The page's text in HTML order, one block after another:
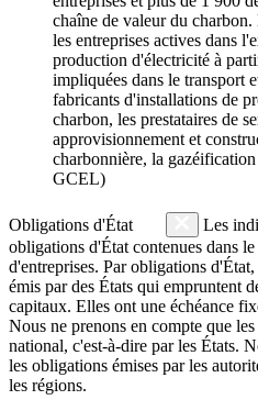
chaîne de valeur du
les entreprises actives dans
production d'électricité à
impliquées dans le transport
fabricants d'installations de
charbon, les prestataires de
approvisionnement et
charbonnière, la
GCEL)
Obligations d'État
Les
obligations d'État contenues dans
d'entreprises. Par obligations
émis par des États qui empruntent
capitaux. Elles ont une échéance
Nous ne prenons en compte que
national, c'est-à-dire par les États.
les obligations émises par les
les régions.